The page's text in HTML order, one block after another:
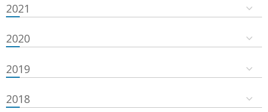
2021
2020
2019
2018